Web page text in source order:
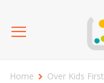
Home Over Kids First